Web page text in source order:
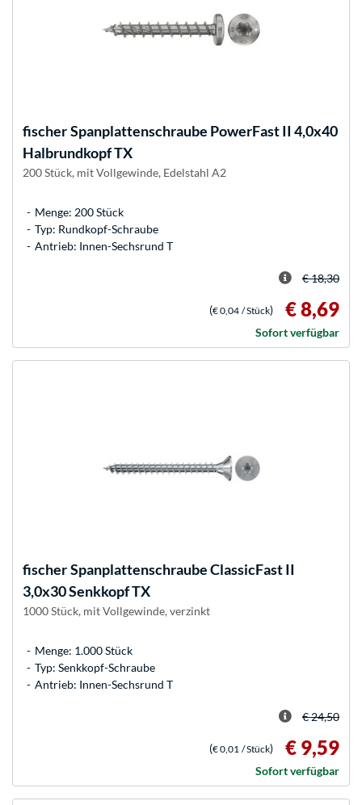
fischerSpanplattenschraube PowerFast II 4,0x40
Halbrundkopf TX
200 Stück, mit Vollgewinde, Edelstahl A2
Menge: 200 Stück
Typ: Rundkopf-Schraube
Antrieb: Innen-Sechsrund T
€ 18,30
(€ 0,04 / Stück) € 8,69
Sofort verfügbar
fischerSpanplattenschraube ClassicFast II
3,0x30 Senkkopf TX
1000 Stück, mit Vollgewinde, verzinkt
Menge: 1.000 Stück
Typ: Senkkopf-Schraube
Antrieb: Innen-Sechsrund T
€ 24,50
(€ 0,01 / Stück) € 9,59
Sofort verfügbar